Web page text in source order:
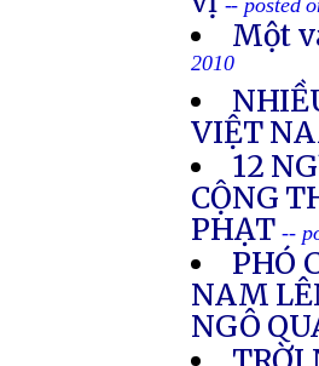
-- posted
Một
2010
VIỆT
12
CỘNG
PHẠT --
PHÓ
NAM
NGÔ